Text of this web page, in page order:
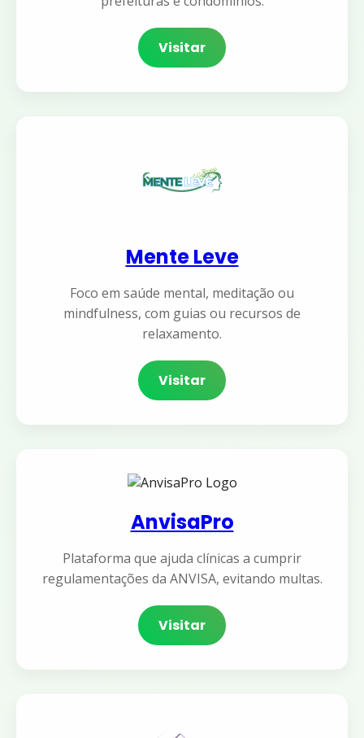
Visitar
Mente Leve
Foco em saúde mental, meditação ou
mindfulness, com guias ou recursos de
relaxamento.
Visitar
AnvisaPro
Plataforma que ajuda clínicas a cumprir
regulamentações da ANVISA, evitando multas.
Visitar